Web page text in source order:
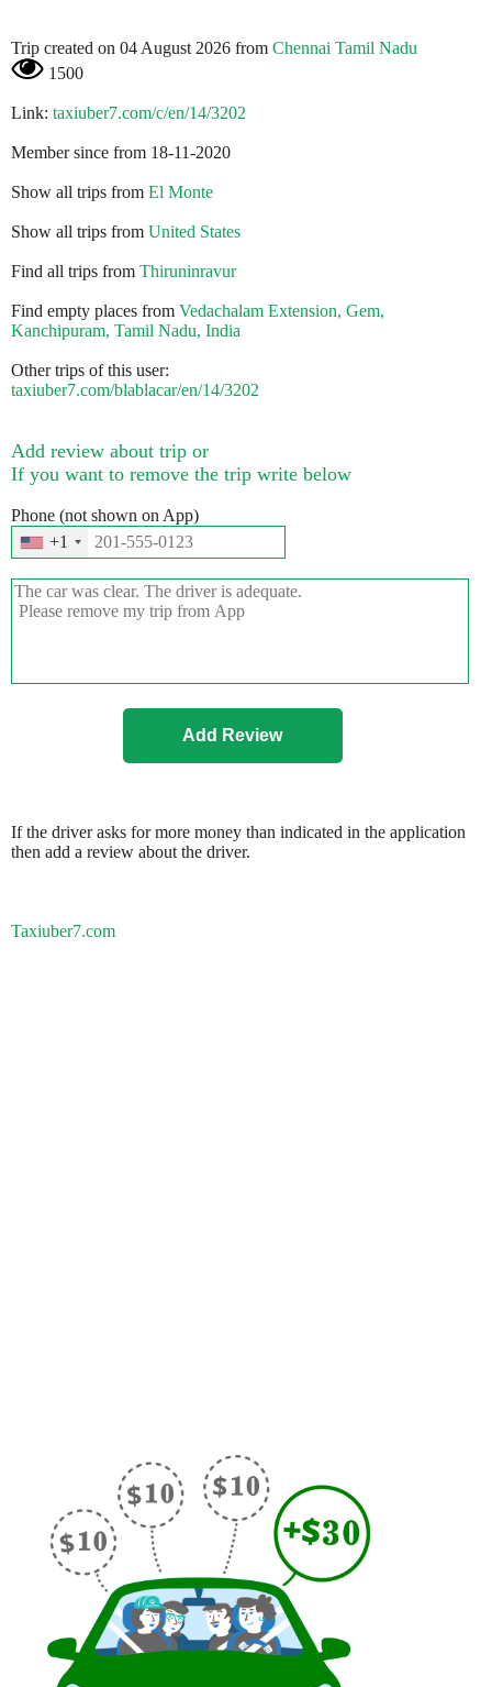
Trip created on 04 August 2026 from Chennai Tamil Nadu
1500
Link: taxiuber7.com/c/en/14/3202
Member since from 18-11-2020
Show all trips from El Monte
Show all trips from United States
Find all trips from Thiruninravur
Find empty places from Vedachalam Extension, Gem,
Kanchipuram, Tamil Nadu, India
Other trips of this user:
taxiuber7.com/blablacar/en/14/3202
Add review about trip or
If you want to remove the trip write below
Phone (not shown on App)
+1
If the driver asks for more money than indicated in the application
then add a review about the driver.
Taxiuber7.com